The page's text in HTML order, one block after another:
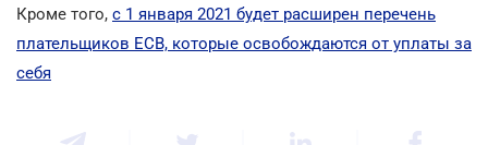
Кроме того, с 1 января 2021 будет расширен перечень
плательщиков ЕСВ, которые освобождаются от уплаты за
себя